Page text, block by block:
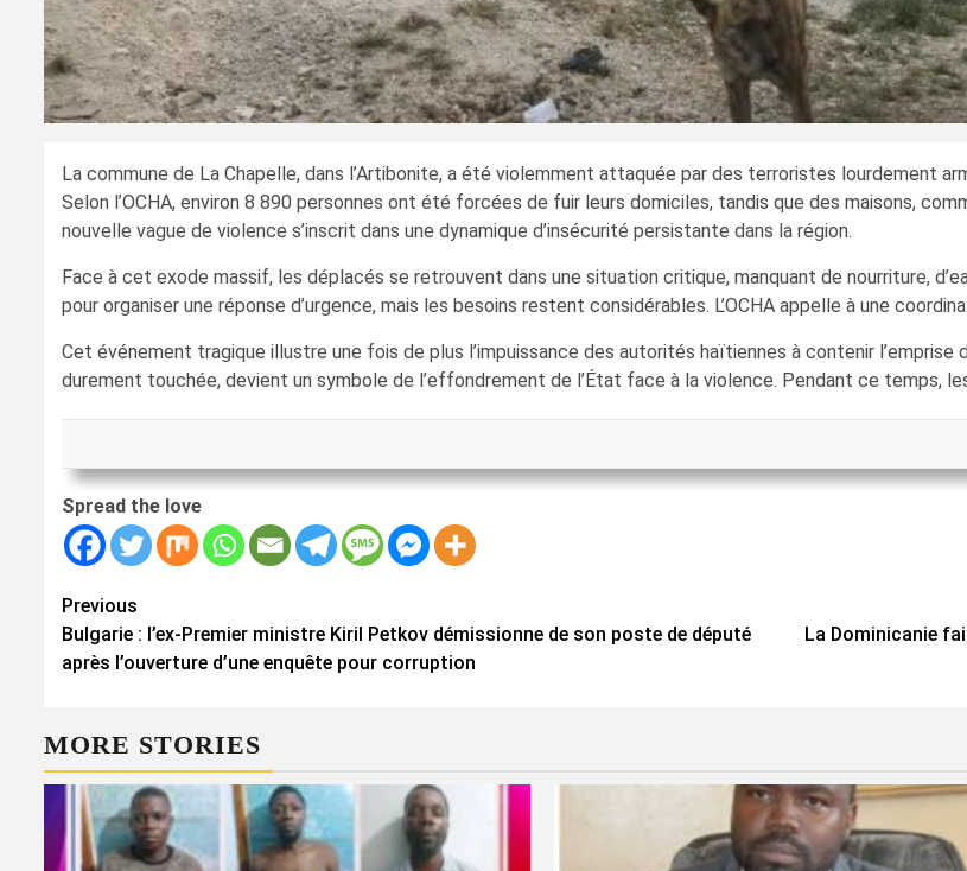
La commune de La Chapelle, dans l’Artibonite, a été violemment attaquée par des terroristes lourdement
Selon l’OCHA, environ 8 890 personnes ont été forcées de fuir leurs domiciles, tandis que des maisons,
nouvelle vague de violence s’inscrit dans une dynamique d’insécurité persistante dans la région.
Face à cet exode massif, les déplacés se retrouvent dans une situation critique, manquant de nourriture,
pour organiser une réponse d’urgence, mais les besoins restent considérables. L’OCHA appelle à une
Cet événement tragique illustre une fois de plus l’impuissance des autorités haïtiennes à contenir
durement touchée, devient un symbole de l’effondrement de l’État face à la violence. Pendant ce temps,
Spread the love
Continue
Reading
Previous
Bulgarie : l’ex-Premier ministre Kiril Petkov démissionne de son poste de député
après l’ouverture d’une enquête pour corruption
La Dominicanie
MORE STORIES